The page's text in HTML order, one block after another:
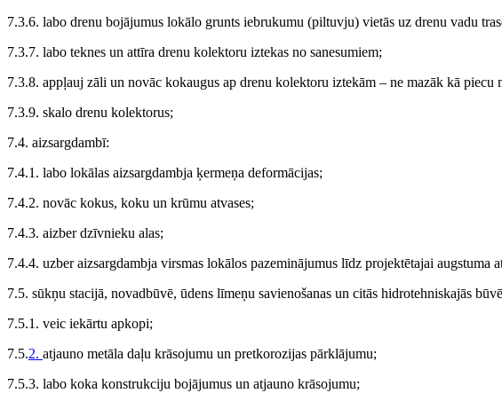
7.3.6. labo drenu bojājumus lokālo grunts iebrukumu (piltuvju) vietās uz drenu vadu
7.3.7. labo teknes un attīra drenu kolektoru iztekas no sanesumiem;
7.3.8. appļauj zāli un novāc kokaugus ap drenu kolektoru iztekām – ne mazāk kā piecu
7.3.9. skalo drenu kolektorus;
7.4. aizsargdambī:
7.4.1. labo lokālas aizsargdambja ķermeņa deformācijas;
7.4.2. novāc kokus, koku un krūmu atvases;
7.4.3. aizber dzīvnieku alas;
7.4.4. uzber aizsargdambja virsmas lokālos pazeminājumus līdz projektētajai augstuma
7.5. sūkņu stacijā, novadbūvē, ūdens līmeņu savienošanas un citās hidrotehniskajās
7.5.1. veic iekārtu apkopi;
7.5.2. atjauno metāla daļu krāsojumu un pretkorozijas pārklājumu;
7.5.3. labo koka konstrukciju bojājumus un atjauno krāsojumu;